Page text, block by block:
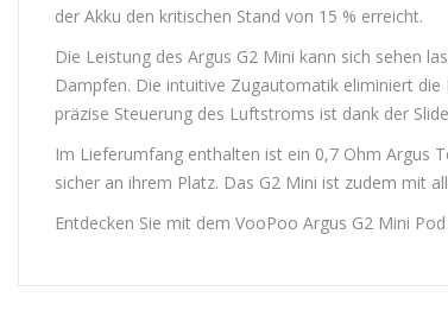
der Akku den kritischen Stand von 15 % erreicht.
Die Leistung des Argus G2 Mini kann sich sehen
Dampfen. Die intuitive Zugautomatik eliminiert
präzise Steuerung des Luftstroms ist dank der
Im Lieferumfang enthalten ist ein 0,7 Ohm Argus
sicher an ihrem Platz. Das G2 Mini ist zudem mit
Entdecken Sie mit dem VooPoo Argus G2 Mini